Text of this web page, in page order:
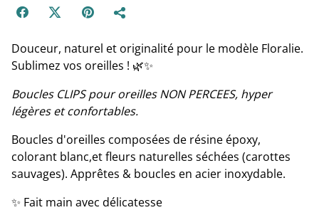
Douceur, naturel et originalité pour le modèle Floralie.
Sublimez vos oreilles ! 🌿✨
Boucles CLIPS pour oreilles NON PERCEES, hyper
légères et confortables.
Boucles d'oreilles composées de résine époxy,
colorant blanc,et fleurs naturelles séchées (carottes
sauvages). Apprêtes & boucles en acier inoxydable.
✨ Fait main avec délicatesse